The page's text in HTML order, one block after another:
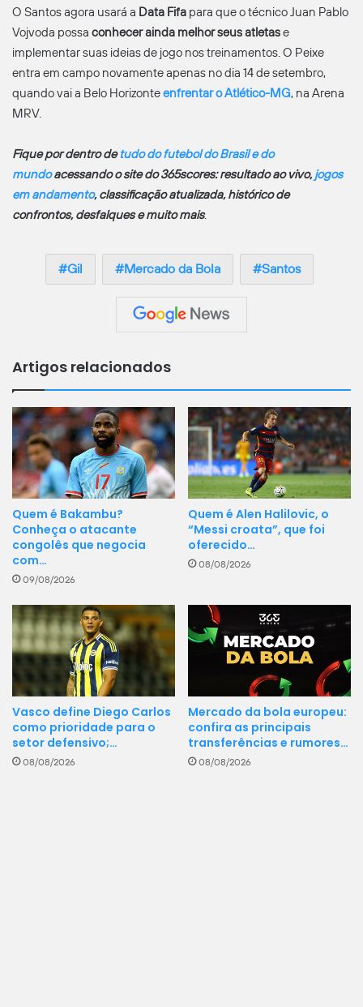
O Santos agora usará a Data Fifa para que o técnico Juan Pablo
Vojvoda possa conhecer ainda melhor seus atletase
implementar suas ideias de jogo nos treinamentos. O Peixe
entra em campo novamente apenas no dia 14 de setembro,
quando vai a Belo Horizonteenfrentar o Atlético-MG, na Arena
MRV.
Fique por dentro detudo do futebol do Brasil e do
mundoacessando o site do 365scores: resultado ao vivo,jogos
em andamento, classificação atualizada, histórico de
confrontos, desfalques e muito mais.
Gil Mercado da Bola Santos
Artigos relacionados
Quem é Bakambu?
Conheça o atacante
congolês que negocia
com…
09/08/2026
Quem é Alen Halilovic, o
“Messi croata”, que foi
oferecido…
08/08/2026
Vasco define Diego Carlos
como prioridade para o
setor defensivo;…
08/08/2026
Mercado da bola europeu:
confira as principais
transferências e rumores…
08/08/2026